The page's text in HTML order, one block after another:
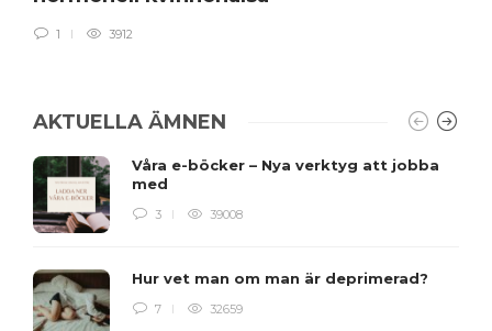
1 3912
AKTUELLA ÄMNEN
Våra e-böcker – Nya verktyg att jobba
med
3 39008
Hur vet man om man är deprimerad?
7 32659